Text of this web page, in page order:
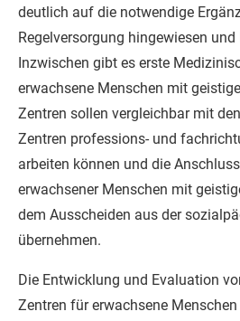
deutlich auf die notwendige
Regelversorgung hingewiesen
Inzwischen gibt es erste
erwachsene Menschen mit
Zentren sollen vergleichbar mit
Zentren professions- und
arbeiten können und die
erwachsener Menschen mit
dem Ausscheiden aus der
übernehmen.
Die Entwicklung und Evaluation
Zentren für erwachsene